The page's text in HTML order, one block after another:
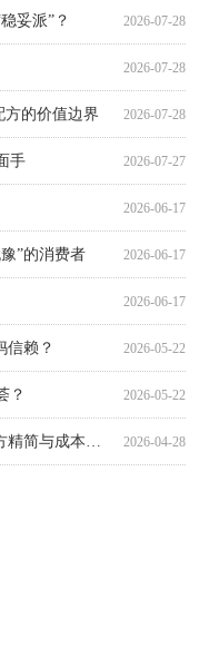
2026-07-28
2026-07-28
方的价值边界
2026-07-27
手
2026-06-17
2026-06-17
”的消费者
2026-06-17
2026-05-22
信赖？
2026-05-22
？
2026-04-28
芦荟赋能头皮护理：以“一料多效”实现配方精简与成本优化
2026-04-20